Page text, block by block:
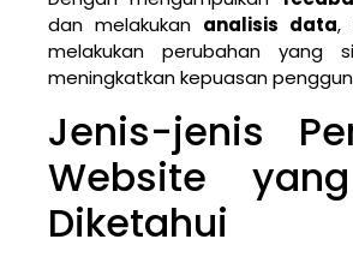
dan melakukan analisis data,
melakukan perubahan yang
meningkatkan kepuasan
Jenis-jenis
Website
Diketahui